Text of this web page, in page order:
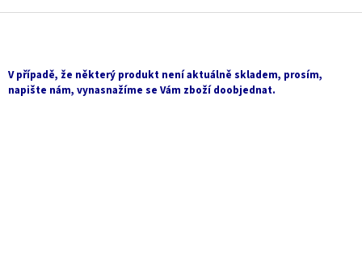
V případě, že některý produkt není aktuálně skladem, prosím,
napište nám, vynasnažíme se Vám zboží doobjednat.